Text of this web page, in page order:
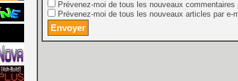
Prévenez-moi de tous les nouveaux commentaires
Prévenez-moi de tous les nouveaux articles par e-